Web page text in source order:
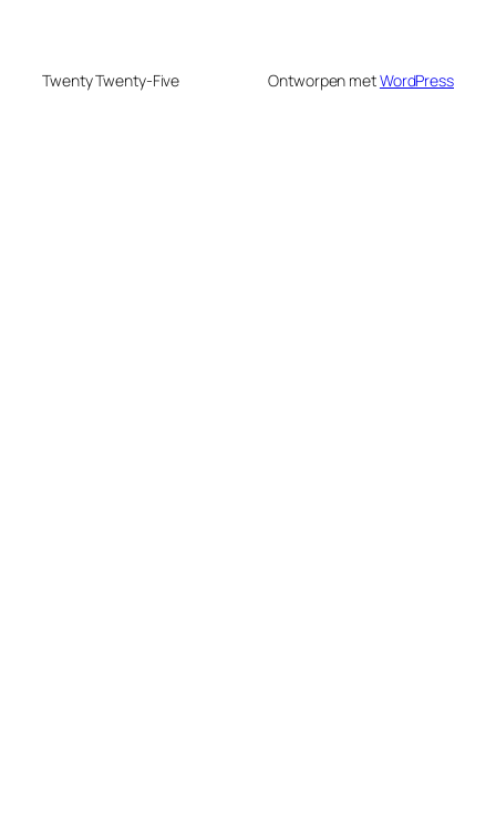
Twenty Twenty-Five Ontworpen metWordPress